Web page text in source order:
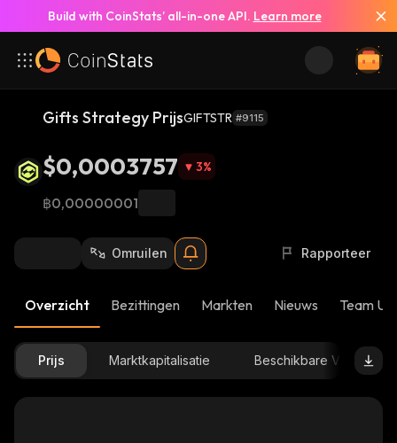
Build with CoinStats’ all-in-one API. Learn more
Gifts Strategy PrijsGIFTSTR #9115
$0,0003757 3%
฿0,00000001
Omruilen Rapporteer
Overzicht Bezittingen Markten Nieuws Team
Prijs Marktkapitalisatie Beschikbare Voorraad